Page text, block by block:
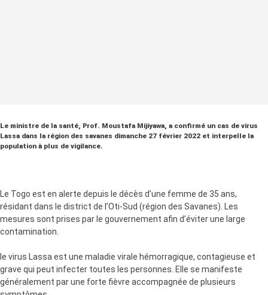
Le ministre de la santé, Prof. Moustafa Mijiyawa, a confirmé un cas de virus
Lassa dans la région des savanes dimanche 27 février 2022 et interpelle la
population à plus de vigilance.
Le Togo est en alerte depuis le décès d’une femme de 35 ans,
résidant dans le district de l’Oti-Sud (région des Savanes). Les
mesures sont prises par le gouvernement afin d’éviter une large
contamination.
le virus Lassa est une maladie virale hémorragique, contagieuse et
grave qui peut infecter toutes les personnes. Elle se manifeste
généralement par une forte fièvre accompagnée de plusieurs